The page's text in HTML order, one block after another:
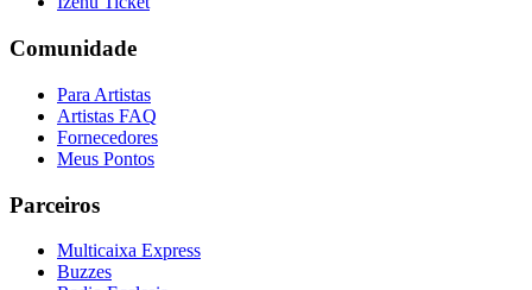
Comunidade
Para Artistas
Artistas FAQ
Fornecedores
Meus Pontos
Parceiros
Multicaixa Express
Buzzes